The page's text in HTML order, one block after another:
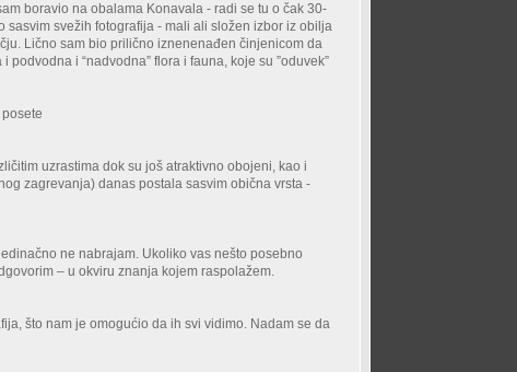
boravio na obalama Konavala - radi se tu o čak 30-
svežih fotografija - mali ali složen izbor iz obilja
Lično sam bio prilično iznenenađen činjenicom da
i “nadvodna” flora i fauna, koje su ”oduvek”
uzrastima dok su još atraktivno obojeni, kao i
zagrevanja) danas postala sasvim obična vrsta -
ne nabrajam. Ukoliko vas nešto posebno
– u okviru znanja kojem raspolažem.
što nam je omogućio da ih svi vidimo. Nadam se da